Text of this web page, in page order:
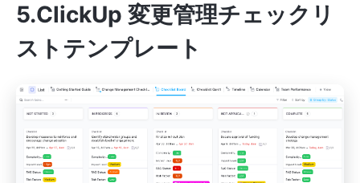
5.ClickUp 変更管理チェックリ
ストテンプレート